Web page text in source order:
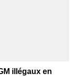
illégaux en